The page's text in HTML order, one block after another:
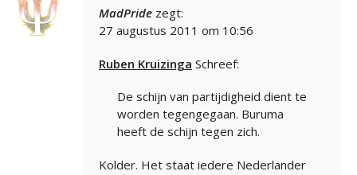
MadPride zegt:
27 augustus 2011 om 10:56
Ruben Kruizinga Schreef:
De schijn van partijdigheid dient te
worden tegengegaan. Buruma
heeft de schijn tegen zich.
Kolder. Het staat iedere Nederlander